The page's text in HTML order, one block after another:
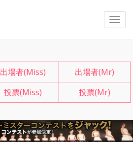
メ
出場者(Miss)
出場者(Mr)
投票(Miss)
投票(Mr)